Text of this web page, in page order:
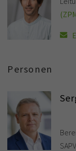
Personen